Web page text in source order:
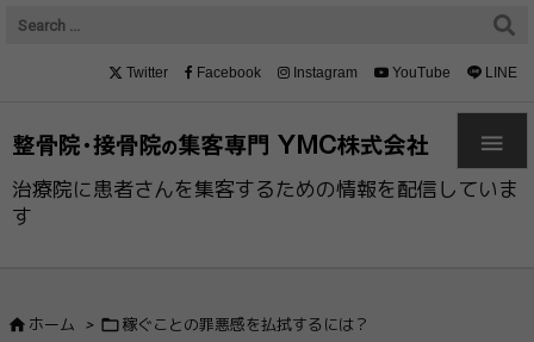
治療院に患者さんを集客するための情報を配信していま
す

Twitter Facebook Instagram YouTube LINE
 ホーム >  稼ぐことの罪悪感を払拭するには？